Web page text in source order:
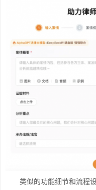
类似的功能细节和流程设